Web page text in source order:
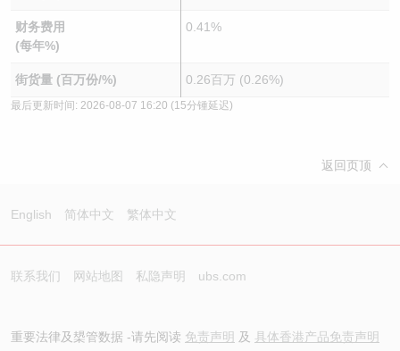
财务费用
(每年%)
0.41%
街货量 (百万份/%) 0.26百万 (0.26%)
最后更新时间: 2026-08-07 16:20 (15分锺延迟)
返回页顶
English 简体中文 繁体中文
联系我们 网站地图 私隐声明 ubs.com
重要法律及槼管数据 -请先阅读 免责声明 及 具体香港产品免责声明